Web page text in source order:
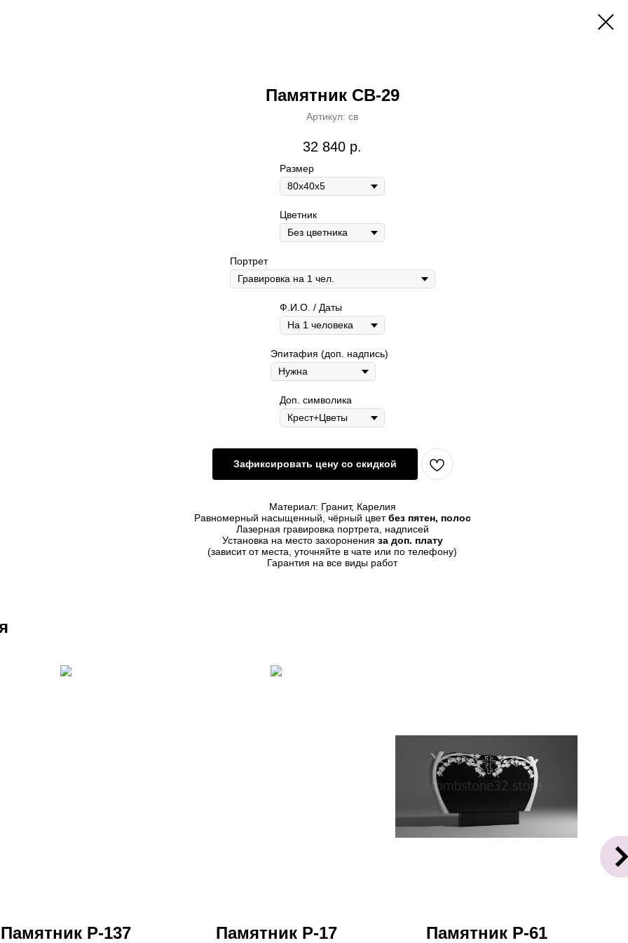
Памятник СВ-29
Артикул: св
32 840 р.
Размер
Цветник
Портрет
Ф.И.О. / Даты
Эпитафия (доп. надпись)
Доп. символика
Зафиксировать цену со скидкой
Материал: Гранит, Карелия
Равномерный насыщенный, чёрный цветбез пятен, полос
Лазерная гравировка портрета, надписей
Установка на место захоронения за доп. плату
(зависит от места, уточняйте в чате или по телефону)
Гарантия на все виды работ
Памятник Р-137 Памятник Р-17 Памятник Р-61